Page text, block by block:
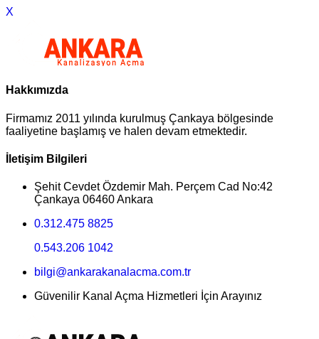
X
Hakkımızda
Firmamız 2011 yılında kurulmuş Çankaya bölgesinde
faaliyetine başlamış ve halen devam etmektedir.
İletişim Bilgileri
Şehit Cevdet Özdemir Mah. Perçem Cad No:42
Çankaya 06460 Ankara
0.312.475 8825
0.543.206 1042
bilgi@ankarakanalacma.com.tr
Güvenilir Kanal Açma Hizmetleri İçin Arayınız